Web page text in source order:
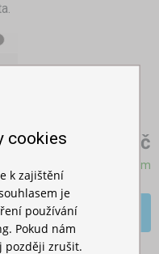
37 459,00 Kč
Skladem
cookies
k zajištění
je
používání
Pokud nám
později zrušit.